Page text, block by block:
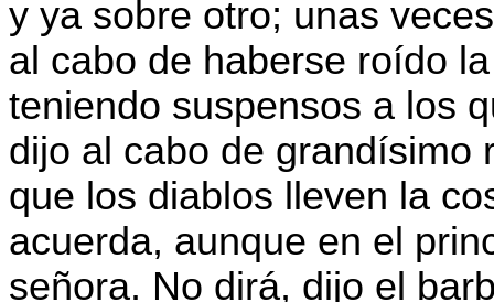
y ya sobre otro; unas
al cabo de haberse roído
teniendo suspensos a los
dijo al cabo de grandísimo
que los diablos lleven la
acuerda, aunque en el
señora. No dirá, dijo el